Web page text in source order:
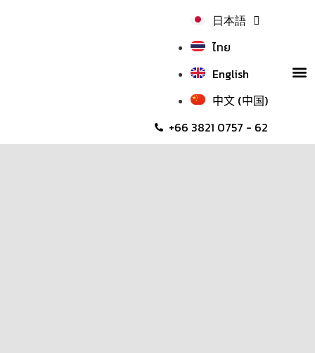
日本語
ไทย
English
中文 (中国)
+66 3821 0757 - 62